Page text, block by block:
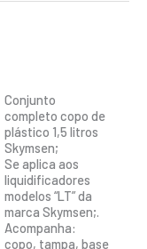
Conjunto
completo copo de
plástico 1,5 litros
Skymsen;
Se aplica aos
liquidificadores
modelos “LT” da
marca Skymsen;.
Acompanha:
copo, tampa, base